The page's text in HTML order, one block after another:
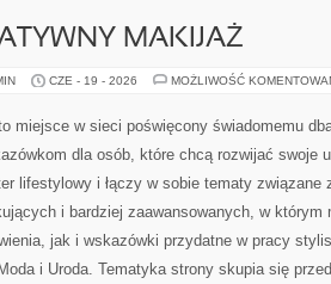
MAKIJAŻ
CZE - 19 - 2026 MOŻLIWOŚĆ
miejsce w sieci poświęcony świadomemu
dla osób, które chcą rozwijać swoje
lifestylowy i łączy w sobie tematy związane
i bardziej zaawansowanych, w którym
jak i wskazówki przydatne w pracy
i Uroda. Tematyka strony skupia się